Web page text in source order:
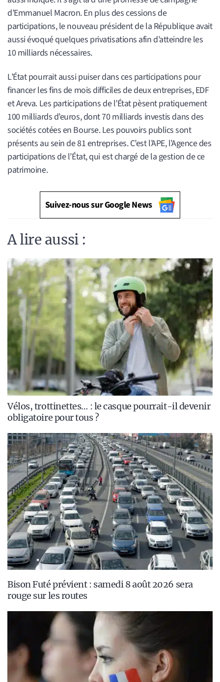
d’Emmanuel Macron. En plus des cessions de
participations, le nouveau président de la République avait
aussi évoqué quelques privatisations afin d’atteindre les
10 milliards nécessaires.
L’État pourrait aussi puiser dans ces participations pour
financer les fins de mois difficiles de deux entreprises, EDF
et Areva. Les participations de l’État pèsent pratiquement
100 milliards d’euros, dont 70 milliards investis dans des
sociétés cotées en Bourse. Les pouvoirs publics sont
présents au sein de 81 entreprises. C’est l’APE, l’Agence des
participations de l’État, qui est chargé de la gestion de ce
patrimoine.
Suivez-nous sur Google News
A lire aussi :
Vélos, trottinettes… : le casque pourrait-il devenir
obligatoire pour tous ?
Bison Futé prévient : samedi 8 août 2026 sera
rouge sur les routes